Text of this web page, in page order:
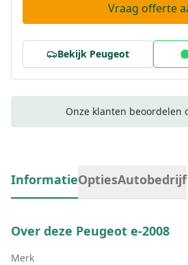
Vraag offerte
Bekijk Peugeot
Onze klanten beoordelen
InformatieOptiesAutobedrijf
Over deze Peugeot e-2008
Merk